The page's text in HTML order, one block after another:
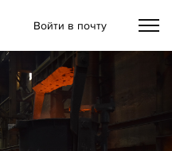
Войти в почту